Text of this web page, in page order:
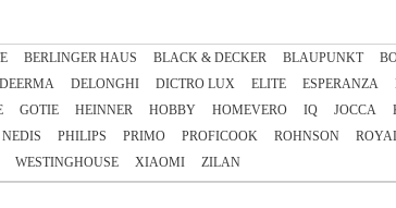
BERLINGER HAUS BLACK & DECKER BLAUPUNKT
DEERMA DELONGHI DICTRO LUX ELITE ESPERANZA
GOTIE HEINNER HOBBY HOMEVERO IQ JOCCA
NEDIS PHILIPS PRIMO PROFICOOK ROHNSON
WESTINGHOUSE XIAOMI ZILAN